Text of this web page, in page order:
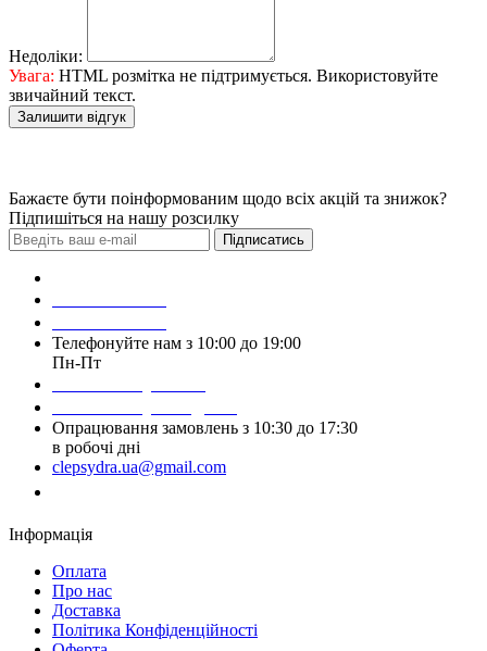
Недоліки:
Увага: HTML розмітка не підтримується. Використовуйте
звичайний текст.
Залишити відгук
Бажаєте бути поінформованим щодо всіх акцій та знижок?
Підпишіться на нашу розсилку
Підписатись
Телефонуйте нам з 10:00 до 19:00
Пн-Пт
Опрацювання замовлень з 10:30 до 17:30
в робочі дні
clepsydra.ua@gmail.com
Інформація
Оплата
Про нас
Доставка
Політика Конфіденційності